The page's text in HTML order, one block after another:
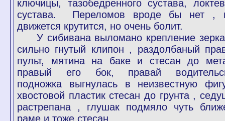
ключицы, тазобедренного сустава,
сустава. Переломов вроде бы нет ,
движется крутится, но очень болит.
У сибивана выломано крепление
сильно гнутый клипон , раздолбаный
пульт, мятина на баке и стесан до
правый его бок, правай
подножка выгнулась в неизвестную
хвостовой пластик стесан до грунта ,
растрепана , глушак подмяло чуть
раме и тоже стесан.